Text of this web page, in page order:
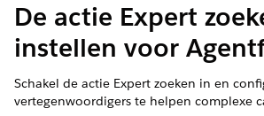
De actie Expert
instellen voor
Schakel de actie Expert zoeken in en
vertegenwoordigers te helpen complexe